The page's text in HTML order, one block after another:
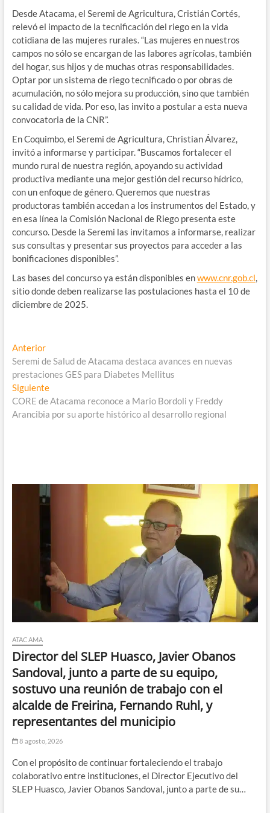
Desde Atacama, el Seremi de Agricultura, Cristián Cortés,
relevó el impacto de la tecnificación del riego en la vida
cotidiana de las mujeres rurales. “Las mujeres en nuestros
campos no sólo se encargan de las labores agrícolas, también
del hogar, sus hijos y de muchas otras responsabilidades.
Optar por un sistema de riego tecnificado o por obras de
acumulación, no sólo mejora su producción, sino que también
su calidad de vida. Por eso, las invito a postular a esta nueva
convocatoria de la CNR”.
En Coquimbo, el Seremi de Agricultura, Christian Álvarez,
invitó a informarse y participar. “Buscamos fortalecer el
mundo rural de nuestra región, apoyando su actividad
productiva mediante una mejor gestión del recurso hídrico,
con un enfoque de género. Queremos que nuestras
productoras también accedan a los instrumentos del Estado, y
en esa línea la Comisión Nacional de Riego presenta este
concurso. Desde la Seremi las invitamos a informarse, realizar
sus consultas y presentar sus proyectos para acceder a las
bonificaciones disponibles”.
Las bases del concurso ya están disponibles enwww.cnr.gob.cl,
sitio donde deben realizarse las postulaciones hasta el 10 de
diciembre de 2025.
Navegación
de
entradas
AnteriorEntrada
anterior:
Seremi de Salud de Atacama destaca avances en nuevas
prestaciones GES para Diabetes Mellitus
SiguienteEntrada
siguiente:
CORE de Atacama reconoce a Mario Bordoli y Freddy
Arancibia por su aporte histórico al desarrollo regional
ATACAMA
Director del SLEP Huasco, Javier Obanos
Sandoval, junto a parte de su equipo,
sostuvo una reunión de trabajo con el
alcalde de Freirina, Fernando Ruhl, y
representantes del municipio
8 agosto, 2026
Con el propósito de continuar fortaleciendo el trabajo
colaborativo entre instituciones, el Director Ejecutivo del
SLEP Huasco, Javier Obanos Sandoval, junto a parte de su…